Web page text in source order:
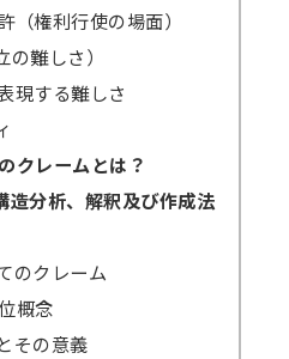
権利行使の場面）
難しさ）
する難しさ
クレームとは？
析、解釈及び作成法
クレーム
概念
の意義